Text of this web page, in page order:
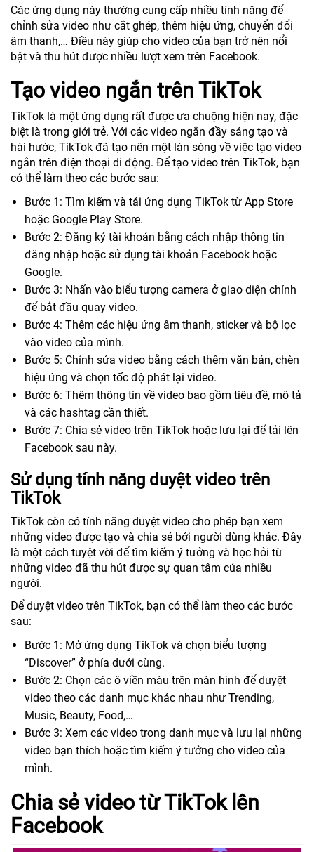
Các ứng dụng này thường cung cấp nhiều tính năng để
chỉnh sửa video như cắt ghép, thêm hiệu ứng, chuyển đổi
âm thanh,… Điều này giúp cho video của bạn trở nên nổi
bật và thu hút được nhiều lượt xem trên Facebook.
Tạo video ngắn trên TikTok
TikTok là một ứng dụng rất được ưa chuộng hiện nay, đặc
biệt là trong giới trẻ. Với các video ngắn đầy sáng tạo và
hài hước, TikTok đã tạo nên một làn sóng về việc tạo video
ngắn trên điện thoại di động. Để tạo video trên TikTok, bạn
có thể làm theo các bước sau:
Bước 1: Tìm kiếm và tải ứng dụng TikTok từ App Store
hoặc Google Play Store.
Bước 2: Đăng ký tài khoản bằng cách nhập thông tin
đăng nhập hoặc sử dụng tài khoản Facebook hoặc
Google.
Bước 3: Nhấn vào biểu tượng camera ở giao diện chính
để bắt đầu quay video.
Bước 4: Thêm các hiệu ứng âm thanh, sticker và bộ lọc
vào video của mình.
Bước 5: Chỉnh sửa video bằng cách thêm văn bản, chèn
hiệu ứng và chọn tốc độ phát lại video.
Bước 6: Thêm thông tin về video bao gồm tiêu đề, mô tả
và các hashtag cần thiết.
Bước 7: Chia sẻ video trên TikTok hoặc lưu lại để tải lên
Facebook sau này.
Sử dụng tính năng duyệt video trên
TikTok
TikTok còn có tính năng duyệt video cho phép bạn xem
những video được tạo và chia sẻ bởi người dùng khác. Đây
là một cách tuyệt vời để tìm kiếm ý tưởng và học hỏi từ
những video đã thu hút được sự quan tâm của nhiều
người.
Để duyệt video trên TikTok, bạn có thể làm theo các bước
sau:
Bước 1: Mở ứng dụng TikTok và chọn biểu tượng
“Discover” ở phía dưới cùng.
Bước 2: Chọn các ô viền màu trên màn hình để duyệt
video theo các danh mục khác nhau như Trending,
Music, Beauty, Food,…
Bước 3: Xem các video trong danh mục và lưu lại những
video bạn thích hoặc tìm kiếm ý tưởng cho video của
mình.
Chia sẻ video từ TikTok lên
Facebook